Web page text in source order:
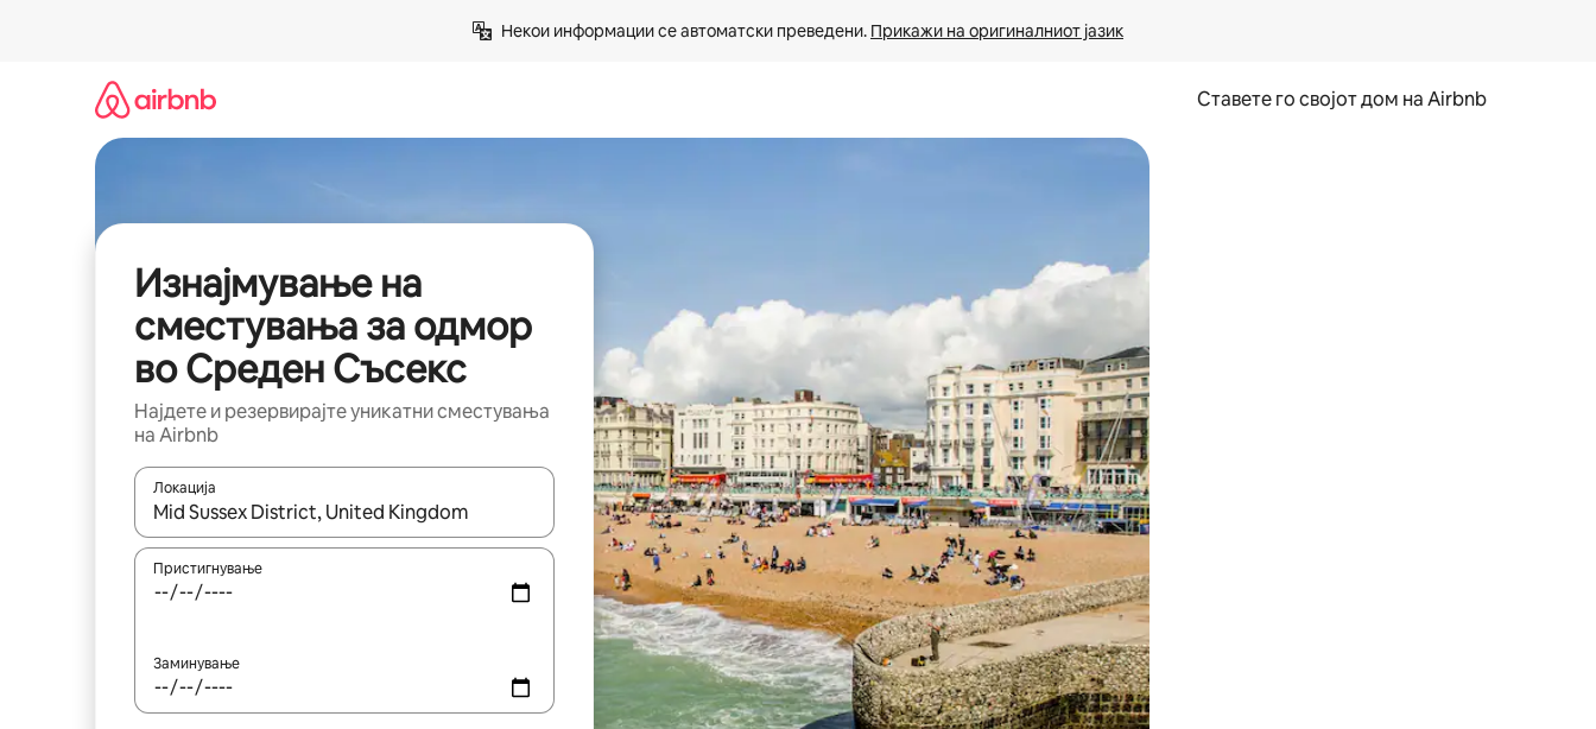
Некои информации се автоматски преведени. Прикажи на оригиналниот јазик
Ставете го својот дом на Airbnb
Изнајмување на
сместувања за одмор
во Среден Съсекс
Најдете и резервирајте уникатни сместувања
на Airbnb
Локација
Кога резултатите се достапни, движете се со копчињата со стрелки нагоре и надолу или истражувајте со допирање или со лизгање.
Пристигнување
Заминување